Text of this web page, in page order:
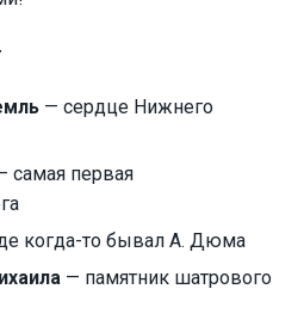
— сердце Нижнего
самая первая
когда-то бывал А. Дюма
— памятник шатрового